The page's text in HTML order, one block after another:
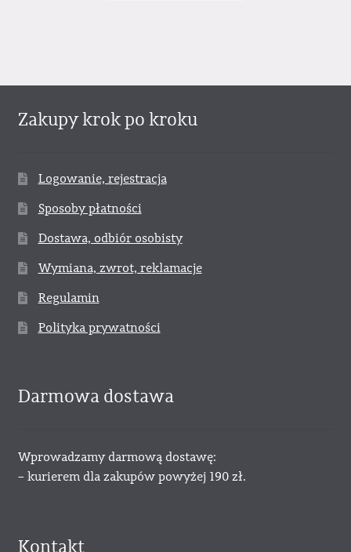
Zakupy krok po kroku
Logowanie, rejestracja
Sposoby płatności
Dostawa, odbiór osobisty
Wymiana, zwrot, reklamacje
Regulamin
Polityka prywatności
Darmowa dostawa
Wprowadzamy darmową dostawę:
– kurierem dla zakupów powyżej 190 zł.
Kontakt